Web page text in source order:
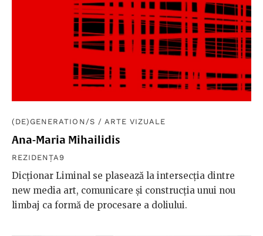
(DE)GENERATION/S / ARTE VIZUALE
Ana-Maria Mihailidis
REZIDENȚA9
Dicționar Liminal se plasează la intersecția dintre
new media art, comunicare și construcția unui nou
limbaj ca formă de procesare a doliului.